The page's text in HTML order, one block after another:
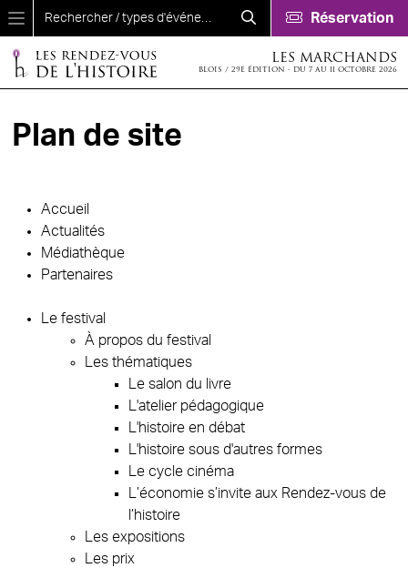
Aller au contenu principal
Réservation
LES MARCHANDS
BLOIS / 29E ÉDITION - DU 7 AU 11 OCTOBRE 2026
Plan de site
Accueil
Actualités
Médiathèque
Partenaires
Le festival
À propos du festival
Les thématiques
Le salon du livre
L'atelier pédagogique
L'histoire en débat
L'histoire sous d'autres formes
Le cycle cinéma
L’économie s’invite aux Rendez-vous de
l’histoire
Les expositions
Les prix